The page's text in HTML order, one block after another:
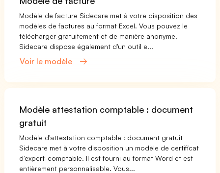
Modèle de facture Sidecare met à votre disposition des
modèles de factures au format Excel. Vous pouvez le
télécharger gratuitement et de manière anonyme.
Sidecare dispose également d'un outil e...
Voir le modèle
Modèle attestation comptable : document
gratuit
Modèle d'attestation comptable : document gratuit
Sidecare met à votre disposition un modèle de certificat
d'expert-comptable. Il est fourni au format Word et est
entièrement personnalisable. Vous...